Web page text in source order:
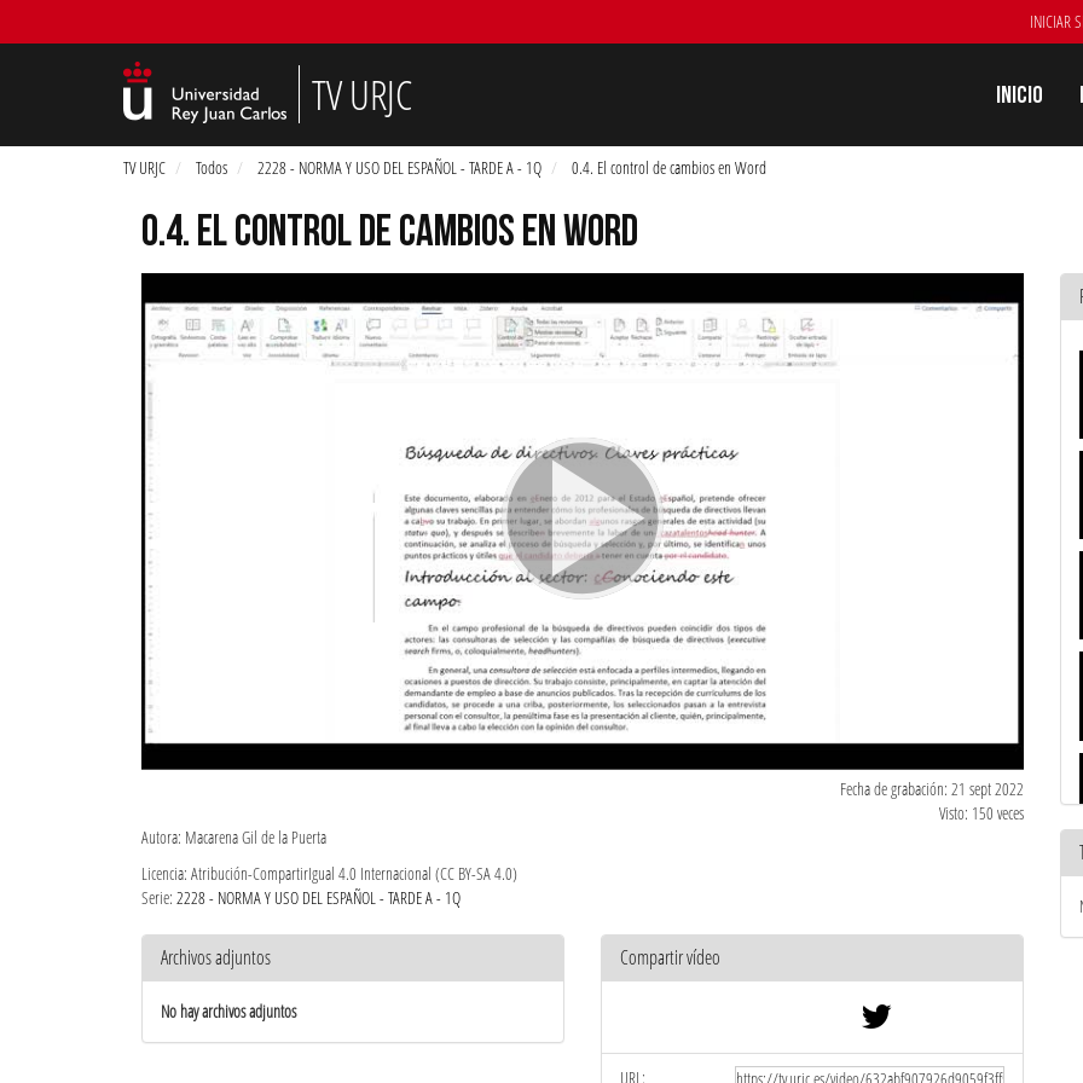
INICIAR
TV URJC Inicio
TV URJC Todos 2228 - NORMA Y USO DEL ESPAÑOL - TARDE A - 1Q 0.4. El control de cambios en Word
0.4. EL CONTROL DE CAMBIOS EN WORD
Fecha de grabación: 21 sept 2022
Visto: 150 veces
Autora: Macarena Gil de la Puerta
Licencia: Atribución-CompartirIgual 4.0 Internacional (CC BY-SA 4.0)
Serie: 2228 - NORMA Y USO DEL ESPAÑOL - TARDE A - 1Q
Archivos adjuntos
No hay archivos adjuntos
Compartir vídeo
URL: